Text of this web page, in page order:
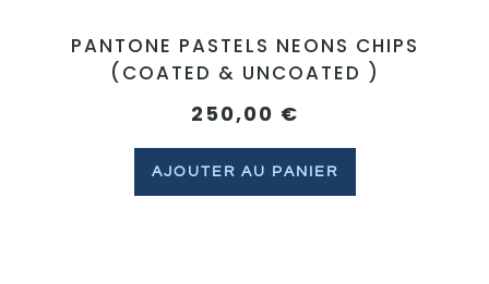
PANTONE PASTELS NEONS CHIPS
(COATED & UNCOATED )
250,00 €
AJOUTER AU PANIER